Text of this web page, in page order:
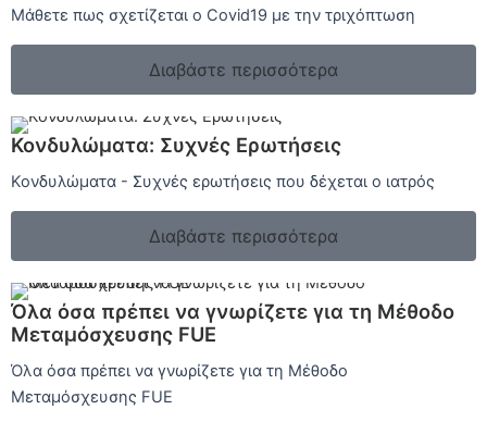
Μάθετε πως σχετίζεται ο Covid19 με την τριχόπτωση
Διαβάστε περισσότερα
Κονδυλώματα: Συχνές Ερωτήσεις
Κονδυλώματα - Συχνές ερωτήσεις που δέχεται ο ιατρός
Διαβάστε περισσότερα
Όλα όσα πρέπει να γνωρίζετε για τη Μέθοδο
Μεταμόσχευσης FUE
Όλα όσα πρέπει να γνωρίζετε για τη Μέθοδο
Μεταμόσχευσης FUE